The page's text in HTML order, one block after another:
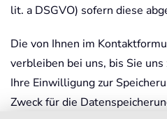
lit. a DSGVO) sofern diese
Die von Ihnen im
verbleiben bei uns, bis Sie
Ihre Einwilligung zur
Zweck für die